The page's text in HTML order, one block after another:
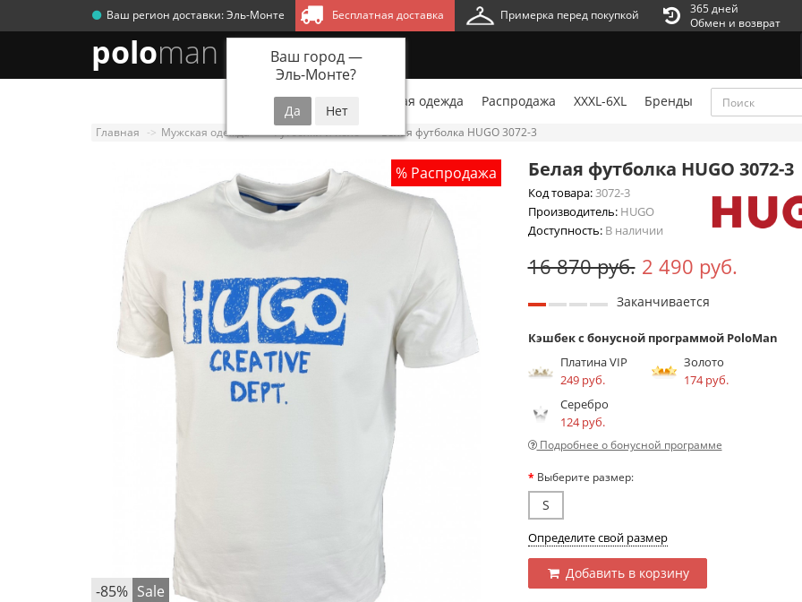
Ваш регион доставки:Эль-Монте
Ваш город —
Эль-Монте?
Бесплатная доставка Примерка перед покупкой
365 дней
Обмен и возврат
poloman
Новинки Мужская одежда Распродажа XXXL-6XL Бренды
Главная Мужская одежда Футболки и поло Белая футболка HUGO 3072-3
% Распродажа
-85% Sale
Белая футболка HUGO 3072-3
Код товара:3072-3
Производитель:HUGO
Доступность:В наличии
16 870 руб. 2 490 руб.
Заканчивается
Кэшбек с бонусной программой PoloMan
Платина VIP
249 руб.
Золото
174 руб.
Серебро
124 руб.
Подробнее о бонусной программе
Выберите размер:
S
Определите свой размер
Добавить в корзину